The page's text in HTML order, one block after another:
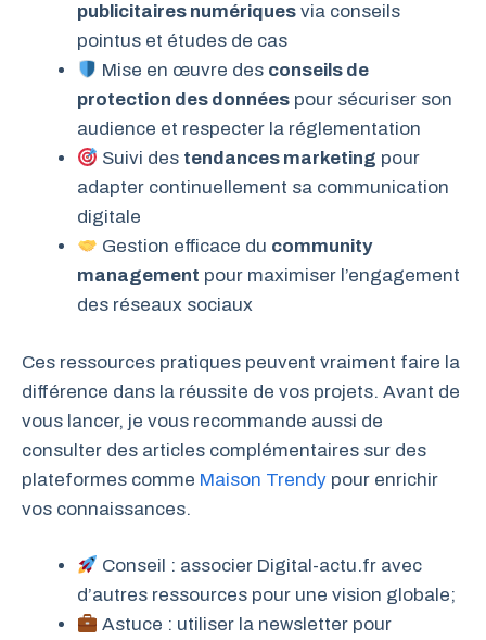
publicitaires numériques via conseils
pointus et études de cas
Mise en œuvre des conseils de
protection des données pour sécuriser son
audience et respecter la réglementation
Suivi des tendances marketing pour
adapter continuellement sa communication
digitale
Gestion efficace du community
management pour maximiser l’engagement
des réseaux sociaux
Ces ressources pratiques peuvent vraiment faire la
différence dans la réussite de vos projets. Avant de
vous lancer, je vous recommande aussi de
consulter des articles complémentaires sur des
plateformes comme Maison Trendy pour enrichir
vos connaissances.
Conseil : associer Digital-actu.fr avec
d’autres ressources pour une vision globale;
Astuce : utiliser la newsletter pour